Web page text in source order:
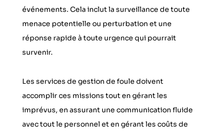
événements. Cela inclut la surveillance de toute
menace potentielle ou perturbation et une
réponse rapide à toute urgence qui pourrait
survenir.
Les services de gestion de foule doivent
accomplir ces missions tout en gérant les
imprévus, en assurant une communication fluide
avec tout le personnel et en gérant les coûts de